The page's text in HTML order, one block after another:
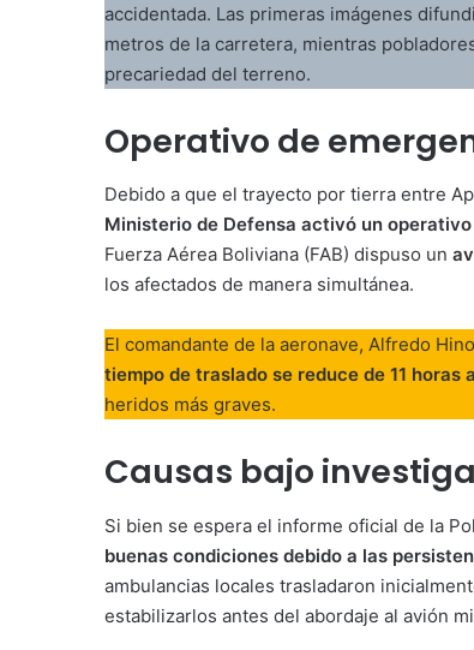
accidentada. Las primeras imágenes
metros de la carretera, mientras
precariedad del terreno.
Operativo de
Debido a que el trayecto por tierra entre
Ministerio de Defensa activó un
Fuerza Aérea Boliviana (FAB) dispuso un
los afectados de manera simultánea.
El comandante de la aeronave, Alfredo
tiempo de traslado se reduce de 11 horas
heridos más graves.
Causas bajo
Si bien se espera el informe oficial de la
buenas condiciones debido a las
ambulancias locales trasladaron
estabilizarlos antes del abordaje al avión